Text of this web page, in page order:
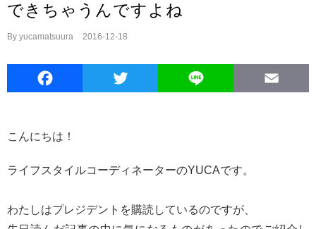
できちゃうんですよね
By yucamatsuura 2016-12-18
Facebook Twitter
こんにちは！
ライフスタイルコーディネーターのYUCAです。
わたしはプレジデントを購読しているのですが、